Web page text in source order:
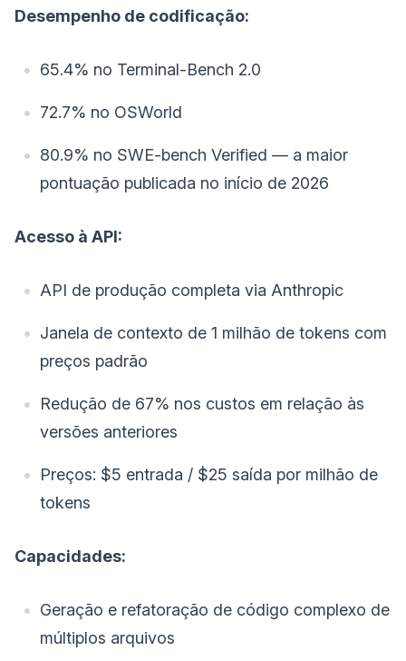
Desempenho de codificação:
65.4% no Terminal-Bench 2.0
72.7% no OSWorld
80.9% no SWE-bench Verified — a maior
pontuação publicada no início de 2026
Acesso à API:
API de produção completa via Anthropic
Janela de contexto de 1 milhão de tokens com
preços padrão
Redução de 67% nos custos em relação às
versões anteriores
Preços: $5 entrada / $25 saída por milhão de
tokens
Capacidades:
Geração e refatoração de código complexo de
múltiplos arquivos